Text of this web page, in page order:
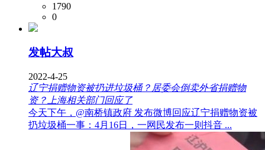
1790
0
发帖大叔
2022-4-25
辽宁捐赠物资被扔进垃圾桶？居委会倒卖外省捐赠物
资？上海相关部门回应了
今天下午，@南桥镇政府 发布微博回应辽宁捐赠物资被
扔垃圾桶一事：4月16日，一网民发布一则抖音 ...